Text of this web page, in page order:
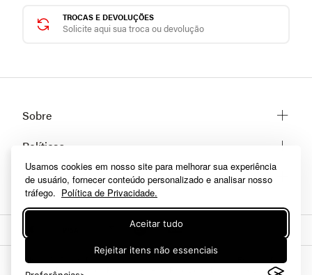
Usamos cookies em nosso site para melhorar sua experiência
de usuário, fornecer conteúdo personalizado e analisar nosso
tráfego. Política de Privacidade.
Aceitar tudo
Rejeitar itens não essenciais
TROCAS E DEVOLUÇÕES
Solicite aqui sua troca ou devolução
Sobre
Sobre a She
Fale conosco
Políticas
Trocas e Devoluções
Prazos de Entrega
Políticas de privacidade
Como comprar
Formas de pagamento
Categorias
Lingerie
Moda praia
A Inclusão De Um Produto Na Sacola Não Garante Seu Preço. Em Caso De
Variação, Prevalecerá O Preço Vigente Na Finalização Da Compra. 2013, SHE